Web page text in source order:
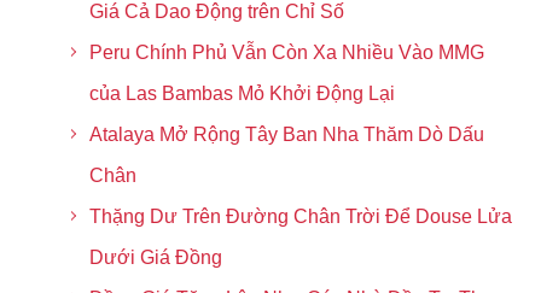
Giá Cả Dao Động trên Chỉ Số
Peru Chính Phủ Vẫn Còn Xa Nhiều Vào MMG
của Las Bambas Mỏ Khởi Động Lại
Atalaya Mở Rộng Tây Ban Nha Thăm Dò Dấu
Chân
Thặng Dư Trên Đường Chân Trời Để Douse Lửa
Dưới Giá Đồng